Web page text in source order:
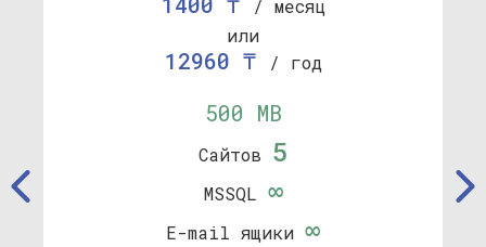
/ месяц
или
12960 ₸ / год
500 MB
Сайтов 5
MSSQL ∞
E-mail ящики ∞